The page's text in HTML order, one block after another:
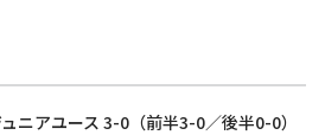
ニアユース 3-0（前半3-0／後半0-0）